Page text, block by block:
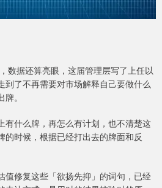
数据还算亮眼，这届管理层写了上任以
到了不再需要对市场解释自己要做什么
。
有什么牌，再怎么有计划，也不清楚这
的时候，根据已经打出去的牌面和反
值修复这些「欲扬先抑」的词句，已经